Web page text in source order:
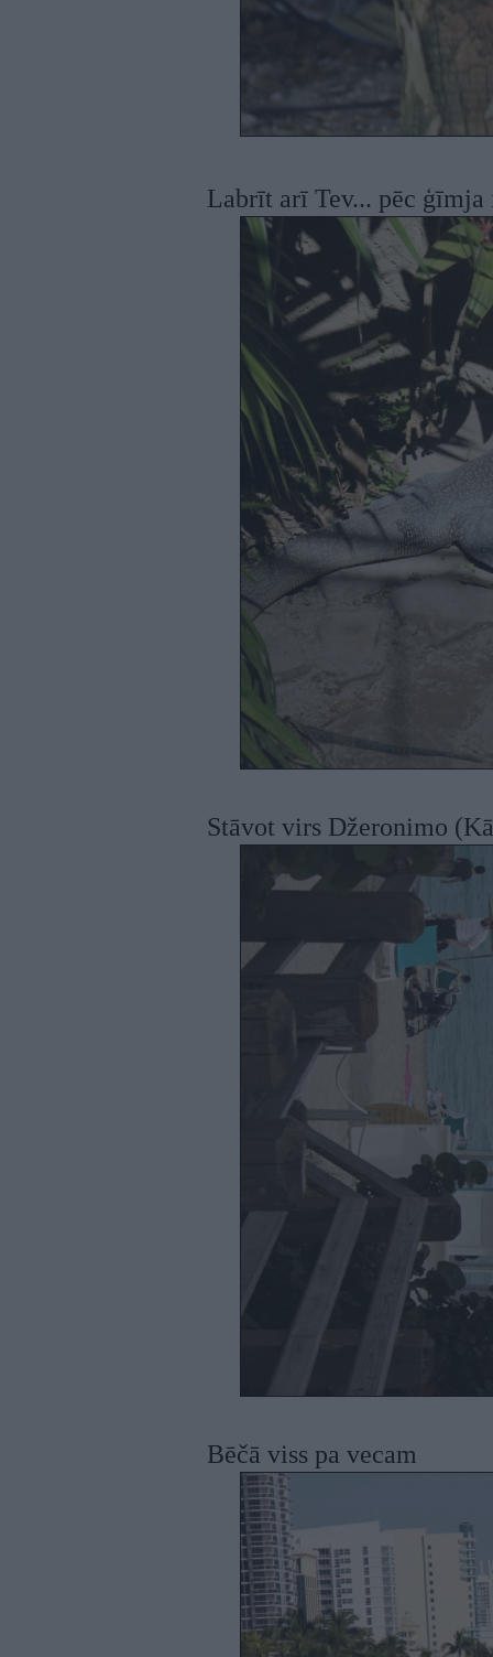
Labrīt arī Tev... pēc
Stāvot virs Džeronimo
Bēčā viss pa vecam